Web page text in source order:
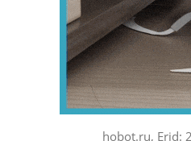
hobot.ru, Erid: